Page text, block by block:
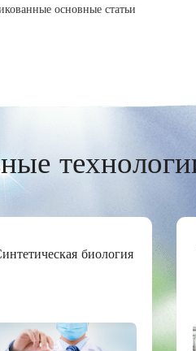
основные статьи
биология